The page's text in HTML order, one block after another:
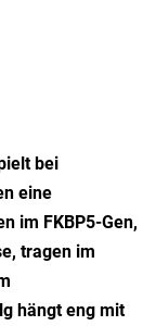
bei
eine
im FKBP5-Gen,
tragen im
hängt eng mit